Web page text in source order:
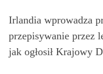
Irlandia wprowadza
przepisywanie przez
jak ogłosił Krajowy